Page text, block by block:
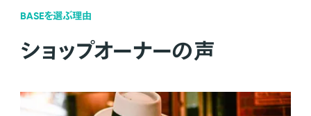
BASEを選ぶ理由
ショップオーナーの声